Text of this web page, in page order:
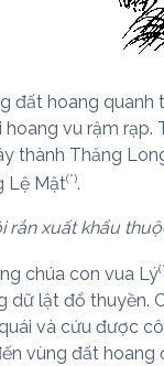
đất hoang
vu rậm
thành Thăng
Lệ Mật(*).
rắn xuất khẩu
chúa con vua Lý
dữ lật đổ thuyền.
và cứu được
vùng đất